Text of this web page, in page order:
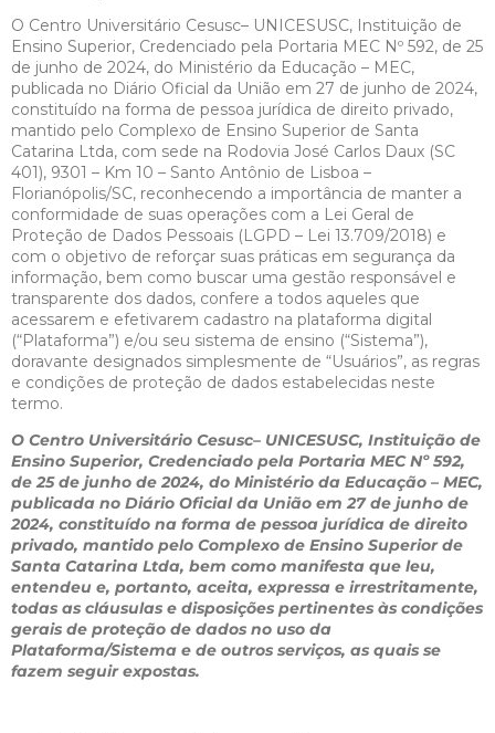
O Centro Universitário Cesusc– UNICESUSC, Instituição de
Ensino Superior, Credenciado pela Portaria MEC Nº 592, de 25
de junho de 2024, do Ministério da Educação – MEC,
publicada no Diário Oficial da União em 27 de junho de 2024,
constituído na forma de pessoa jurídica de direito privado,
mantido pelo Complexo de Ensino Superior de Santa
Catarina Ltda, com sede na Rodovia José Carlos Daux (SC
401), 9301 – Km 10 – Santo Antônio de Lisboa –
Florianópolis/SC, reconhecendo a importância de manter a
conformidade de suas operações com a Lei Geral de
Proteção de Dados Pessoais (LGPD – Lei 13.709/2018) e
com o objetivo de reforçar suas práticas em segurança da
informação, bem como buscar uma gestão responsável e
transparente dos dados, confere a todos aqueles que
acessarem e efetivarem cadastro na plataforma digital
(“Plataforma”) e/ou seu sistema de ensino (“Sistema”),
doravante designados simplesmente de “Usuários”, as regras
e condições de proteção de dados estabelecidas neste
termo.
O Centro Universitário Cesusc– UNICESUSC, Instituição de
Ensino Superior, Credenciado pela Portaria MEC Nº 592,
de 25 de junho de 2024, do Ministério da Educação – MEC,
publicada no Diário Oficial da União em 27 de junho de
2024, constituído na forma de pessoa jurídica de direito
privado, mantido pelo Complexo de Ensino Superior de
Santa Catarina Ltda, bem como manifesta que leu,
entendeu e, portanto, aceita, expressa e irrestritamente,
todas as cláusulas e disposições pertinentes às condições
gerais de proteção de dados no uso da
Plataforma/Sistema e de outros serviços, as quais se
fazem seguir expostas.